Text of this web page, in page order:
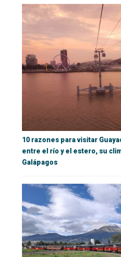
10 razones para visitar
entre el río y el estero, su
Galápagos